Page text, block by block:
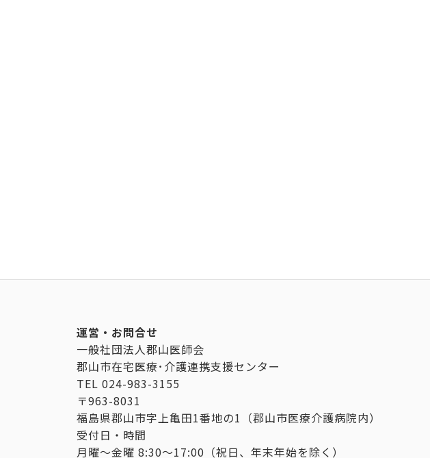
運営・お問合せ
一般社団法人郡山医師会
郡山市在宅医療･介護連携支援センター
TEL 024-983-3155
〒963-8031
福島県郡山市字上亀田1番地の1（郡山市医療介護病院内）
受付日・時間
月曜～金曜 8:30～17:00（祝日、年末年始を除く）